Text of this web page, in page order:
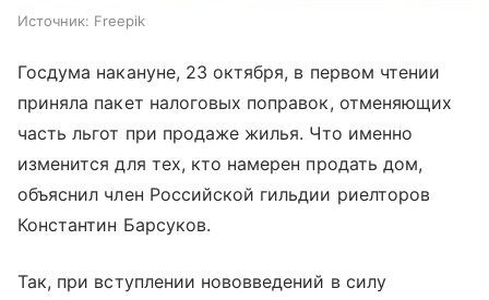
Источник: Freepik
Госдума накануне, 23 октября, в первом чтении
приняла пакет налоговых поправок, отменяющих
часть льгот при продаже жилья. Что именно
изменится для тех, кто намерен продать дом,
объяснил член Российской гильдии риелторов
Константин Барсуков.
Так, при вступлении нововведений в силу